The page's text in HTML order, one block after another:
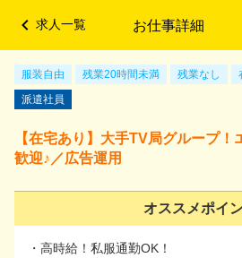
服装自由 残業20時間未満 残業なし
10時以降始業開始
【在宅あり】大手TV局グループ！
オススメポイ
求人一覧 お仕事詳細
服装自由 残業20時間未満 残業なし
派遣社員
【在宅あり】大手TV局グループ！
歓迎♪／広告運用
オススメポイ
・高時給！私服通勤OK！